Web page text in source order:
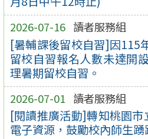
2026-07-16 讀者服務組
[暑輔課後留校自習]因115
留校自習報名人數未達開
理暑期留校自習。
2026-07-01 讀者服務組
[閱讀推廣活動]轉知桃園
電子資源，鼓勵校內師生踴